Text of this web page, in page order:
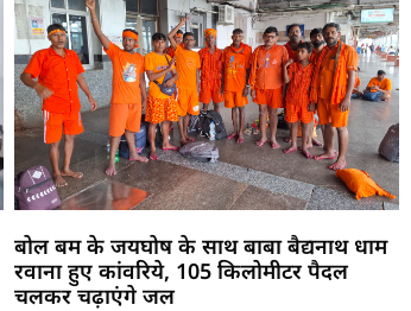
बोल बम के जयघोष के साथ बाबा बैद्यनाथ धाम
रवाना हुए कांवरिये, 105 किलोमीटर पैदल
चलकर चढ़ाएंगे जल